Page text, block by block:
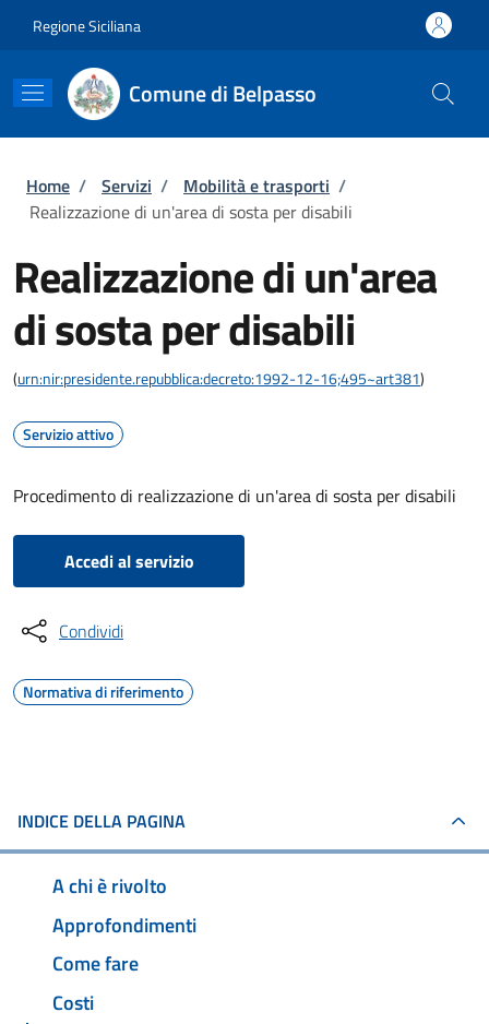
Regione Siciliana
Comune di Belpasso
Briciole di pane
Home / Servizi / Mobilità e trasporti /
Realizzazione di un'area di sosta per disabili
Realizzazione di un'area
di sosta per disabili
(urn:nir:presidente.repubblica:decreto:1992-12-16;495~art381)
Servizio attivo
Procedimento di realizzazione di un'area di sosta per disabili
Accedi al servizio
Condividi
Normativa di riferimento
INDICE DELLA PAGINA
A chi è rivolto
Approfondimenti
Come fare
Costi